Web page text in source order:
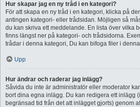
Hur skapar jag en ny tråd i en kategori?
För att skapa en ny tråd i en kategori, klicka på
antingen kategori- eller trådsidan. Möjligen så
du kan skriva ett meddelande. En lista över vilka
finns längst ner på kategori- och trådsidorna.
trådar i denna kategori, Du kan bifoga filer i
Upp
Hur ändrar och raderar jag inlägg?
Såvida du inte är administratör eller moderator
bort dina egna inlägg. Du kan redigera ett inlägg
begränsad tid från det att inlägget gjorts) genom